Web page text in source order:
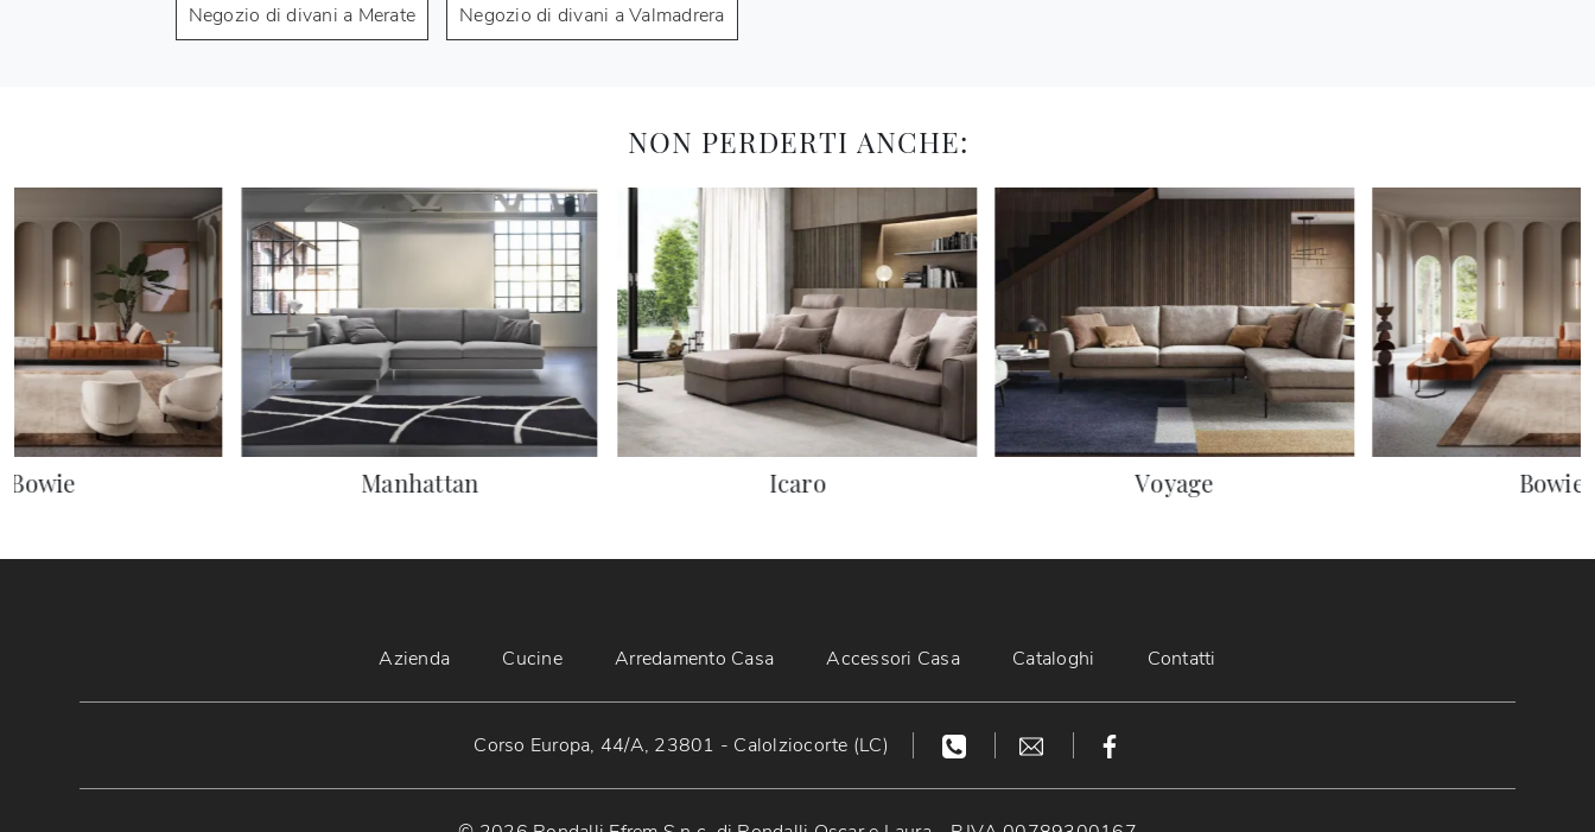
Negozio di divani a Merate Negozio di divani a Valmadrera
NON PERDERTI ANCHE:
Bowie Manhattan Icaro Voyage Bowie
Azienda Cucine Arredamento Casa Accessori Casa Cataloghi Contatti
Corso Europa, 44/A, 23801 - Calolziocorte (LC)